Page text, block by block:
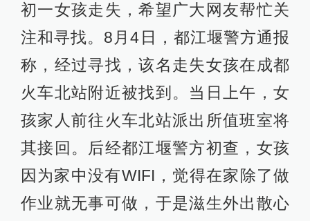
初一女孩走失，希望广大网友帮忙关
注和寻找。8月4日，都江堰警方通报
称，经过寻找，该名走失女孩在成都
火车北站附近被找到。当日上午，女
孩家人前往火车北站派出所值班室将
其接回。后经都江堰警方初查，女孩
因为家中没有WIFI，觉得在家除了做
作业就无事可做，于是滋生外出散心